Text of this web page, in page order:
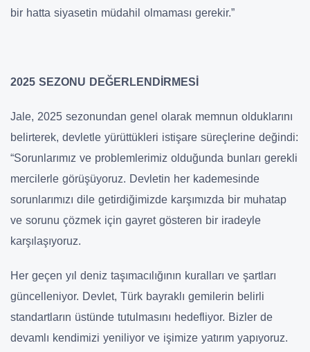
bir hatta siyasetin müdahil olmaması gerekir.”
2025 SEZONU DEĞERLENDİRMESİ
Jale, 2025 sezonundan genel olarak memnun olduklarını
belirterek, devletle yürüttükleri istişare süreçlerine değindi:
“Sorunlarımız ve problemlerimiz olduğunda bunları gerekli
mercilerle görüşüyoruz. Devletin her kademesinde
sorunlarımızı dile getirdiğimizde karşımızda bir muhatap
ve sorunu çözmek için gayret gösteren bir iradeyle
karşılaşıyoruz.
Her geçen yıl deniz taşımacılığının kuralları ve şartları
güncelleniyor. Devlet, Türk bayraklı gemilerin belirli
standartların üstünde tutulmasını hedefliyor. Bizler de
devamlı kendimizi yeniliyor ve işimize yatırım yapıyoruz.